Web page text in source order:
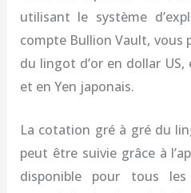
utilisant le système
compte Bullion Vault, vous
du lingot d’or en dollar
et en Yen japonais.
La cotation gré à gré du
peut être suivie grâce à
disponible pour tous